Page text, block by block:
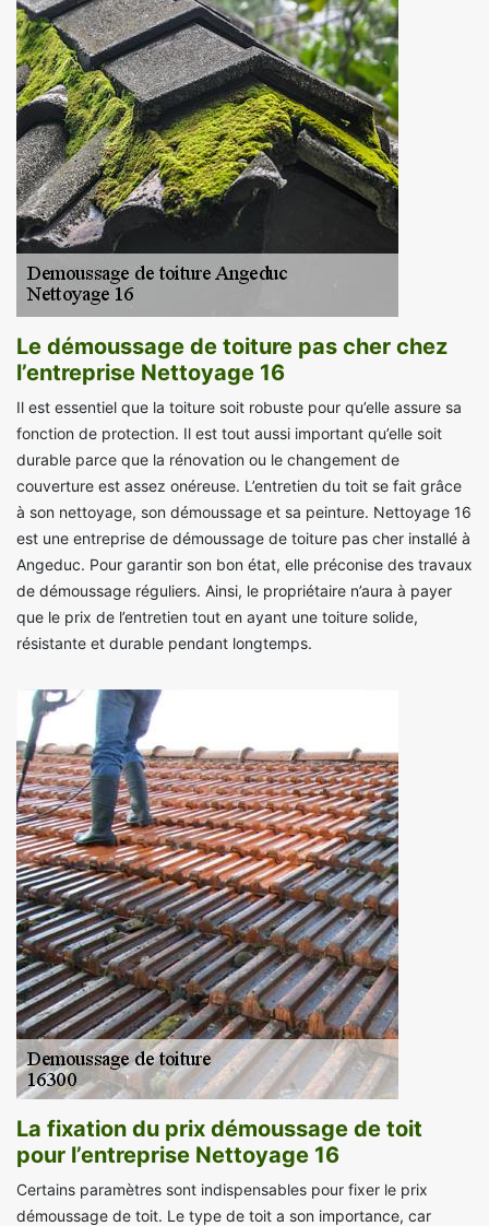
Le démoussage de toiture pas cher chez
l’entreprise Nettoyage 16
Il est essentiel que la toiture soit robuste pour qu’elle assure sa
fonction de protection. Il est tout aussi important qu’elle soit
durable parce que la rénovation ou le changement de
couverture est assez onéreuse. L’entretien du toit se fait grâce
à son nettoyage, son démoussage et sa peinture. Nettoyage 16
est une entreprise de démoussage de toiture pas cher installé à
Angeduc. Pour garantir son bon état, elle préconise des travaux
de démoussage réguliers. Ainsi, le propriétaire n’aura à payer
que le prix de l’entretien tout en ayant une toiture solide,
résistante et durable pendant longtemps.
La fixation du prix démoussage de toit
pour l’entreprise Nettoyage 16
Certains paramètres sont indispensables pour fixer le prix
démoussage de toit. Le type de toit a son importance, car